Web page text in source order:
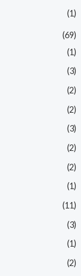
(1)
(69)
(1)
(3)
(2)
(2)
(3)
(2)
(2)
(1)
(11)
(3)
(1)
(2)